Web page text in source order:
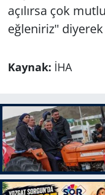
açılırsa çok
eğleniriz"
Kaynak: İHA